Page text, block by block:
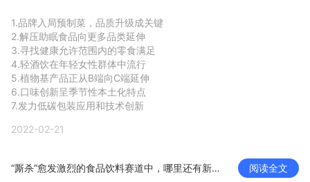
新零售大会 新零售茶会
新零售私享会 门店经营增长公开课
AllValue
增长产品指南
产品更新动态 帮助中心
1.品牌入局预制菜，品质升级成关键
2.解压助眠食品向更多品类延伸
3.寻找健康允许范围内的零食满足
4.轻酒饮在年轻女性群体中流行
5.植物基产品正从B端向C端延伸
6.口味创新呈季节性本土化特点
7.发力低碳包装应用和技术创新
2022-02-21
“厮杀”愈发激烈的食品饮料赛道中，哪里还有新蓝海？ 阅读全文